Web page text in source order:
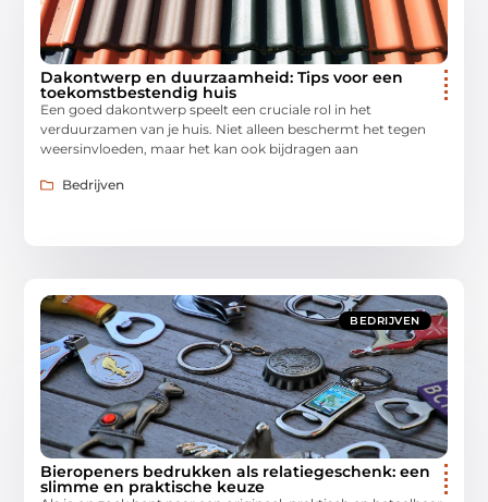
Dakontwerp en duurzaamheid: Tips voor een
toekomstbestendig huis
Een goed dakontwerp speelt een cruciale rol in het
verduurzamen van je huis. Niet alleen beschermt het tegen
weersinvloeden, maar het kan ook bijdragen aan
Bedrijven
BEDRIJVEN
Bieropeners bedrukken als relatiegeschenk: een
slimme en praktische keuze